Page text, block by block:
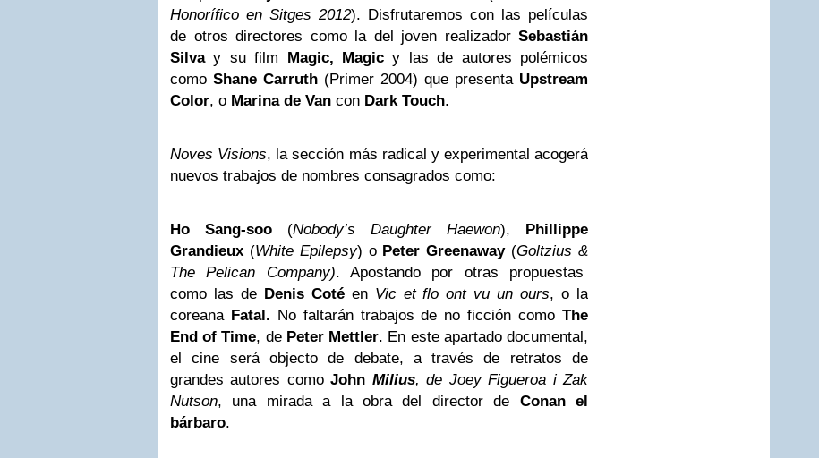
Honorífico en Sitges 2012). Disfrutaremos con las películas
de otros directores como la del joven realizador Sebastián
Silvay su film Magic, Magic y las de autores polémicos
como Shane Carruth (Primer 2004) que presentaUpstream
Color, o Marina de Van con Dark Touch.
Noves Visions, la sección más radical y experimental acogerá
nuevos trabajos de nombres consagrados como:
Ho Sang-soo (Nobody’s Daughter Haewon), Phillippe
Grandieux (White Epilepsy) o Peter Greenaway(Goltzius &
The Pelican Company). Apostando por otras propuestas
como las de Denis Cotéen Vic et flo ont vu un ours, o la
coreana Fatal. No faltarán trabajos de no ficción como The
End of Time, de Peter Mettler. En este apartado documental,
el cine será objecto de debate, a través de retratos de
grandes autores comoJohn Milius, de Joey Figueroa i Zak
Nutson, una mirada a la obra del director de Conan el
bárbaro.